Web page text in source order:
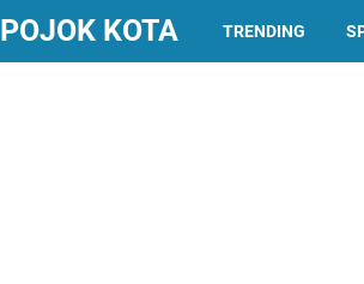
POJOK KOTA TRENDING